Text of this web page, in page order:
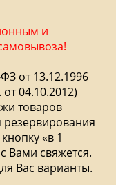
и
от 13.12.1996
04.10.2012)
товаров
«в 1
Вами свяжется.
Вас варианты.